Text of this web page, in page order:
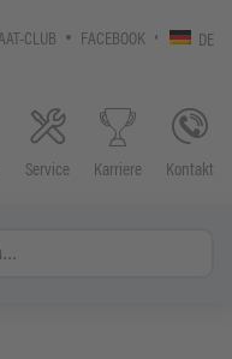
CLUB FACEBOOK DE
Service Karriere Kontakt